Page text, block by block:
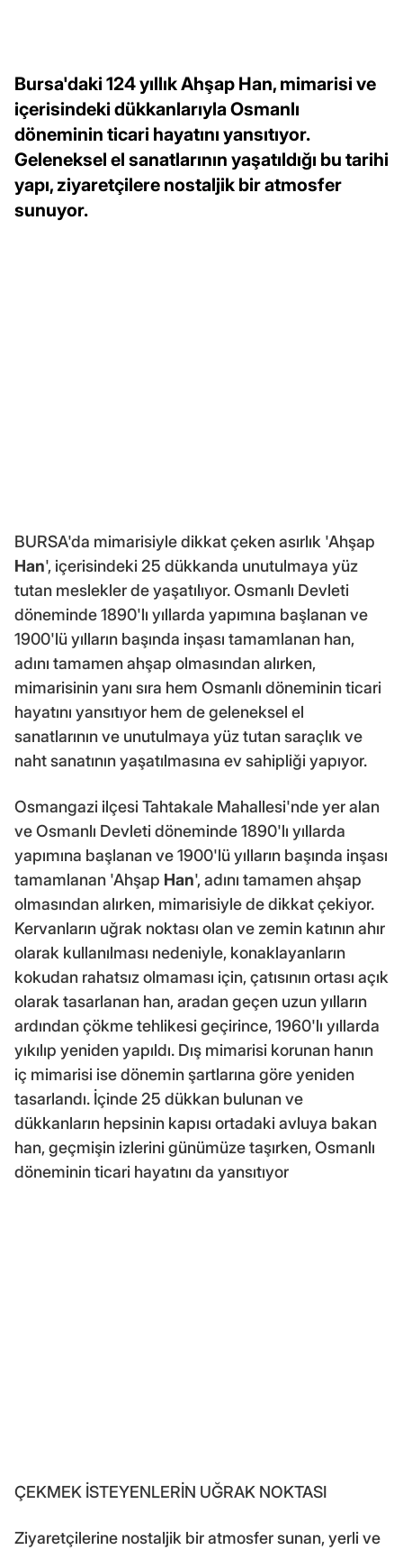
Bursa'daki 124 yıllık Ahşap Han, mimarisi ve
içerisindeki dükkanlarıyla Osmanlı
döneminin ticari hayatını yansıtıyor.
Geleneksel el sanatlarının yaşatıldığı bu tarihi
yapı, ziyaretçilere nostaljik bir atmosfer
sunuyor.
BURSA'da mimarisiyle dikkat çeken asırlık 'Ahşap
Han', içerisindeki 25 dükkanda unutulmaya yüz
tutan meslekler de yaşatılıyor. Osmanlı Devleti
döneminde 1890'lı yıllarda yapımına başlanan ve
1900'lü yılların başında inşası tamamlanan han,
adını tamamen ahşap olmasından alırken,
mimarisinin yanı sıra hem Osmanlı döneminin ticari
hayatını yansıtıyor hem de geleneksel el
sanatlarının ve unutulmaya yüz tutan saraçlık ve
naht sanatının yaşatılmasına ev sahipliği yapıyor.
Osmangazi ilçesi Tahtakale Mahallesi'nde yer alan
ve Osmanlı Devleti döneminde 1890'lı yıllarda
yapımına başlanan ve 1900'lü yılların başında inşası
tamamlanan 'Ahşap Han', adını tamamen ahşap
olmasından alırken, mimarisiyle de dikkat çekiyor.
Kervanların uğrak noktası olan ve zemin katının ahır
olarak kullanılması nedeniyle, konaklayanların
kokudan rahatsız olmaması için, çatısının ortası açık
olarak tasarlanan han, aradan geçen uzun yılların
ardından çökme tehlikesi geçirince, 1960'lı yıllarda
yıkılıp yeniden yapıldı. Dış mimarisi korunan hanın
iç mimarisi ise dönemin şartlarına göre yeniden
tasarlandı. İçinde 25 dükkan bulunan ve
dükkanların hepsinin kapısı ortadaki avluya bakan
han, geçmişin izlerini günümüze taşırken, Osmanlı
döneminin ticari hayatını da yansıtıyor
ÇEKMEK İSTEYENLERİN UĞRAK NOKTASI
Ziyaretçilerine nostaljik bir atmosfer sunan, yerli ve